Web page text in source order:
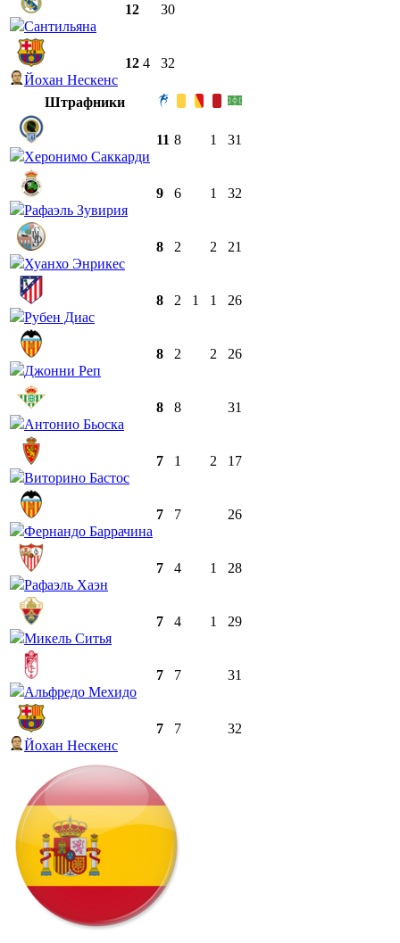
Сантильяна
12 30
Йохан Нескенс
12 4 32
Штрафники
Херонимо Саккарди
11 8 1 31
Рафаэль Зувирия
9 6 1 32
Хуанхо Энрикес
8 2 2 21
Рубен Диас
8 2 1 1 26
Джонни Реп
8 2 2 26
Антонио Бьоска
8 8 31
Виторино Бастос
7 1 2 17
Фернандо Баррачина
7 7 26
Рафаэль Хаэн
7 4 1 28
Микель Ситья
7 4 1 29
Альфредо Мехидо
7 7 31
Йохан Нескенс
7 7 32